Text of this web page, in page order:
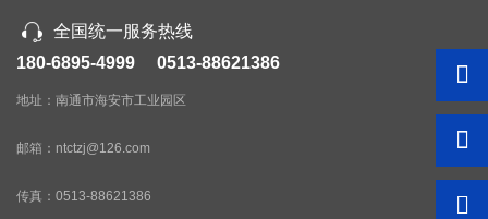
全国统一服务热线
180-6895-4999 0513-88621386
地址：南通市海安市工业园区
邮箱：ntctzj@126.com
传真： 0513-88621386